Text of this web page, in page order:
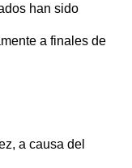
han sido
a finales de
a causa del